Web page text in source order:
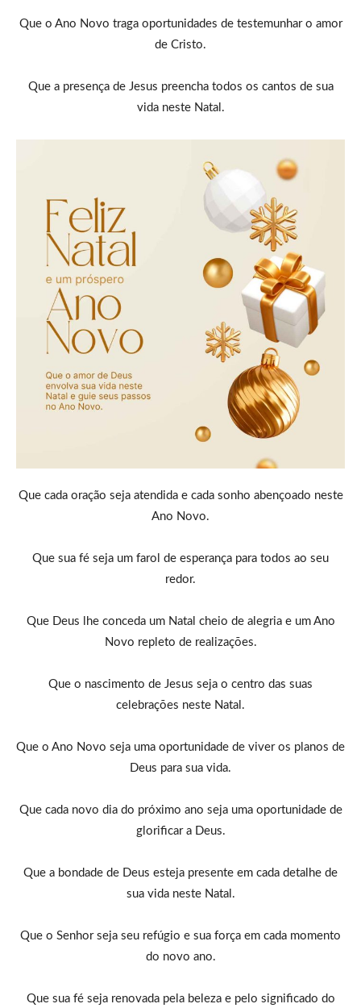
Que o Ano Novo traga oportunidades de testemunhar o amor
de Cristo.
Que a presença de Jesus preencha todos os cantos de sua
vida neste Natal.
Que cada oração seja atendida e cada sonho abençoado neste
Ano Novo.
Que sua fé seja um farol de esperança para todos ao seu
redor.
Que Deus lhe conceda um Natal cheio de alegria e um Ano
Novo repleto de realizações.
Que o nascimento de Jesus seja o centro das suas
celebrações neste Natal.
Que o Ano Novo seja uma oportunidade de viver os planos de
Deus para sua vida.
Que cada novo dia do próximo ano seja uma oportunidade de
glorificar a Deus.
Que a bondade de Deus esteja presente em cada detalhe de
sua vida neste Natal.
Que o Senhor seja seu refúgio e sua força em cada momento
do novo ano.
Que sua fé seja renovada pela beleza e pelo significado do